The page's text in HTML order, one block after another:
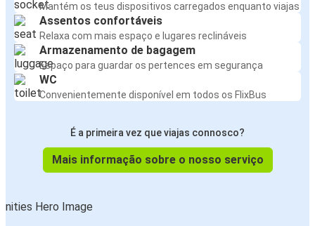
Mantém os teus dispositivos carregados enquanto viajas
Assentos confortáveis
Relaxa com mais espaço e lugares reclináveis
Armazenamento de bagagem
Espaço para guardar os pertences em segurança
WC
Convenientemente disponível em todos os FlixBus
É a primeira vez que viajas connosco?
Mais informação sobre o nosso serviço